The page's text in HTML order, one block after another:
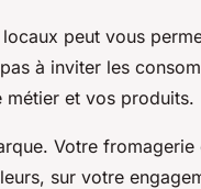
peut vous
à inviter les
et vos produits.
Votre
sur votre